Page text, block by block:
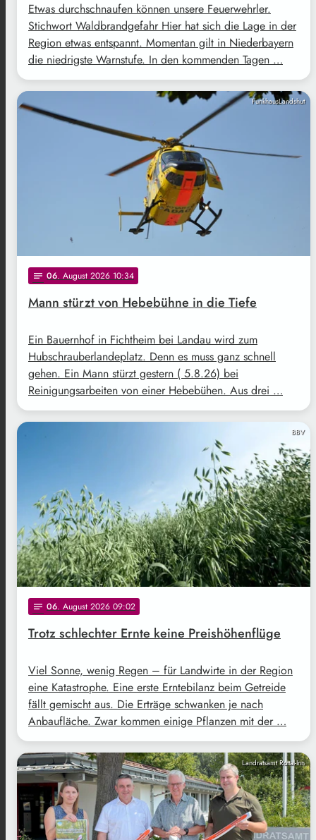
Etwas durchschnaufen können unsere Feuerwehrler.
Stichwort Waldbrandgefahr Hier hat sich die Lage in der
Region etwas entspannt. Momentan gilt in Niederbayern
die niedrigste Warnstufe. In den kommenden Tagen …
FunkhausLandshut
notes 06. August 2026 10:34
Mann stürzt von Hebebühne in die Tiefe
Ein Bauernhof in Fichtheim bei Landau wird zum
Hubschrauberlandeplatz. Denn es muss ganz schnell
gehen. Ein Mann stürzt gestern ( 5.8.26) bei
Reinigungsarbeiten von einer Hebebühen. Aus drei …
BBV
notes 06. August 2026 09:02
Trotz schlechter Ernte keine Preishöhenflüge
Viel Sonne, wenig Regen – für Landwirte in der Region
eine Katastrophe. Eine erste Erntebilanz beim Getreide
fällt gemischt aus. Die Erträge schwanken je nach
Anbaufläche. Zwar kommen einige Pflanzen mit der …
Landratsamt Rottal-Inn